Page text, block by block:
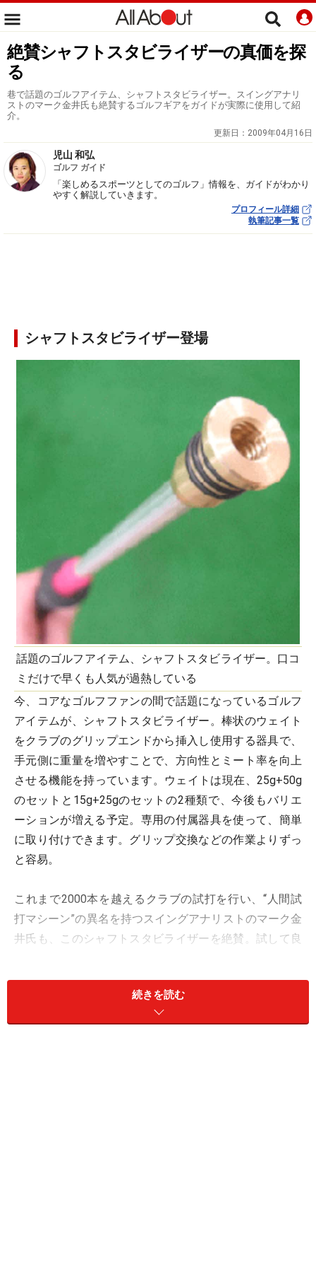
絶賛シャフトスタビライザーの真価を探
る
巷で話題のゴルフアイテム、シャフトスタビライザー。スイングアナリ
ストのマーク金井氏も絶賛するゴルフギアをガイドが実際に使用して紹
介。
更新日： 2009年04月16日
児山 和弘
ゴルフ ガイド
「楽しめるスポーツとしてのゴルフ」情報を、ガイドがわかり
やすく解説していきます。
プロフィール詳細
執筆記事一覧
シャフトスタビライザー登場
話題のゴルフアイテム、シャフトスタビライザー。口コ
ミだけで早くも人気が過熱している
今、コアなゴルフファンの間で話題になっているゴルフ
アイテムが、シャフトスタビライザー。棒状のウェイト
をクラブのグリップエンドから挿入し使用する器具で、
手元側に重量を増やすことで、方向性とミート率を向上
させる機能を持っています。ウェイトは現在、25g+50g
のセットと15g+25gのセットの2種類で、今後もバリエ
ーションが増える予定。専用の付属器具を使って、簡単
に取り付けできます。グリップ交換などの作業よりずっ
と容易。
これまで2000本を越えるクラブの試打を行い、“人間試
打マシーン”の異名を持つスイングアナリストのマーク金
井氏も、このシャフトスタビライザーを絶賛。試して良
れたとか。自身のドライバーにも25gのウェイトを装着
続きを読む